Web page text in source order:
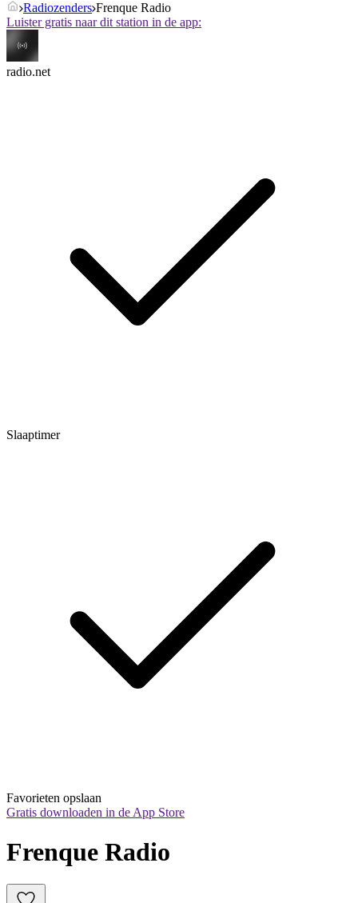
Radiozenders Frenque Radio
Luister gratis naar dit station in de app:
radio.net
Slaaptimer
Favorieten opslaan
Gratis downloaden in de App Store
Frenque Radio